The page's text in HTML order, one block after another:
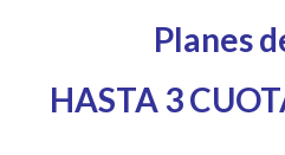
Planes
HASTA 3